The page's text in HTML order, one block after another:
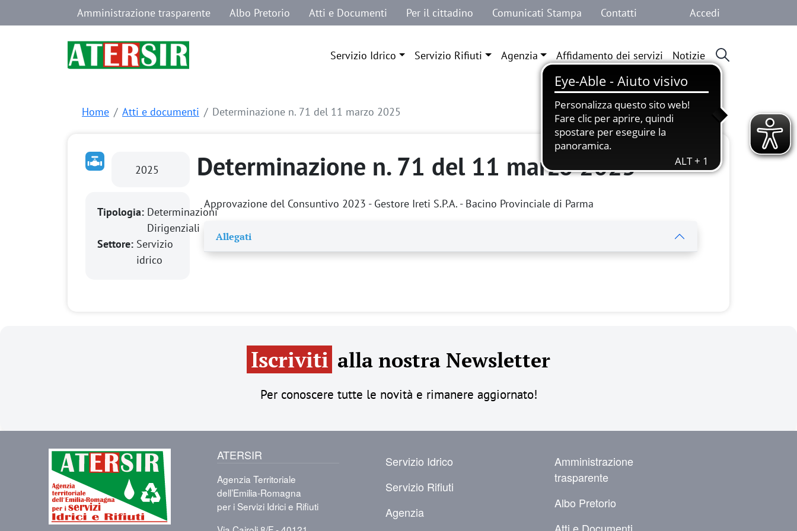
Salta al contenuto principaleNavigazione secondaria
Amministrazione trasparente Albo Pretorio Atti e Documenti Per il cittadino Comunicati Stampa Contatti Menu profilo
Accedi
Navigazione principale
Servizio Idrico Servizio Rifiuti Agenzia Affidamento dei servizi Notizie
Home Atti e documenti Determinazione n. 71 del 11 marzo 2025
2025
Tipologia: Determinazioni
Dirigenziali
Settore: Servizio
idrico
Determinazione n. 71 del 11 marzo 2025
Approvazione del Consuntivo 2023 - Gestore Ireti S.P.A. - Bacino Provinciale di Parma
Allegati
Iscriviti alla nostra Newsletter
Per conoscere tutte le novità e rimanere aggiornato!
Immagine ATERSIR
Agenzia Territoriale
dell’Emilia-Romagna
per i Servizi Idrici e Rifiuti
Servizio Idrico
Servizio Rifiuti
Agenzia
Amministrazione
trasparente
Albo Pretorio